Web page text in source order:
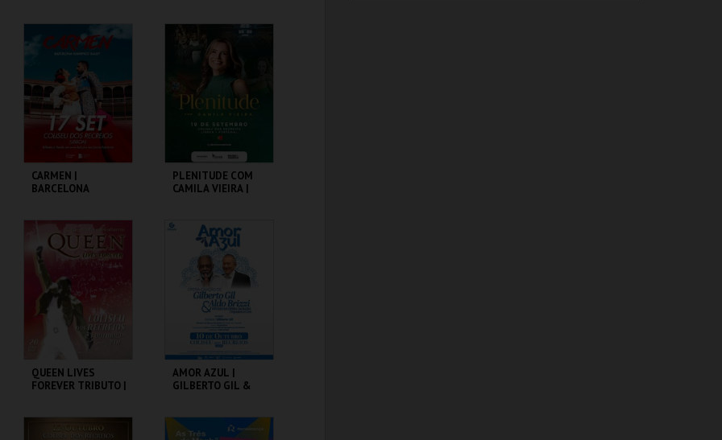
MAIS INFO
COMPRAR
COLISEU DE LISBOA
MAIS INFO
COMPRAR
CARMEN |
BARCELONA
COLISEU DE LISBOA
MAIS INFO
COMPRAR
PLENITUDE COM
CAMILA VIEIRA |
COLISEU DE LISBOA
MAIS INFO
INSCREVER
QUEEN LIVES
FOREVER TRIBUTO |
COLISEU DE LISBOA
AMOR AZUL |
GILBERTO GIL &
COLISEU DE LISBOA